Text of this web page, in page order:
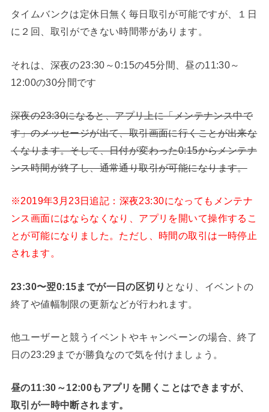
タイムバンクは定休日無く毎日取引が可能ですが、１日
に２回、取引ができない時間帯があります。
それは、 深夜の23:30～0:15の45分間 、昼の11:30～
12:00の30分間です
深夜の23:30になると、アプリ上に「メンテナンス中で
す」のメッセージが出て、取引画面に行くことが出来な
くなります。そして、日付が変わった0:15からメンテナ
ンス時間が終了し、通常通り取引が可能になります。
※2019年3月23日追記：深夜23:30になってもメンテナ
ンス画面にはならなくなり、アプリを開いて操作するこ
とが可能になりました。ただし、時間の取引は一時停止
されます。
23:30〜翌0:15までが一日の区切り となり、イベントの
終了や値幅制限の更新などが行われます。
他ユーザーと競うイベントやキャンペーンの場合、終了
日の23:29までが勝負なので気を付けましょう。
昼の11:30～12:00もアプリを開くことはできますが、
取引が一時中断されます。